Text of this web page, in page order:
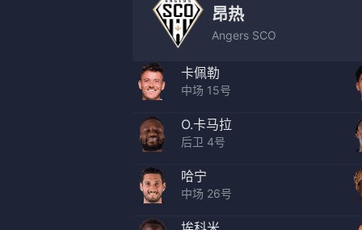
昂热
Angers SCO
卡佩勒
中场 15号
O.卡马拉
后卫 4号
哈宁
中场 26号